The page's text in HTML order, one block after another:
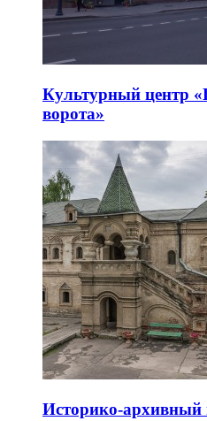
Культурный центр
ворота»
Историко-архивный